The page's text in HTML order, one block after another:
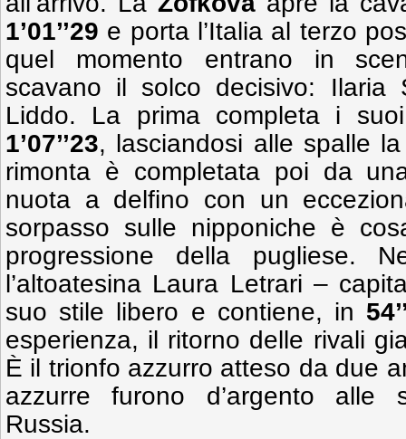
1’01’’29 e porta l’Italia al terzo
quel momento entrano in
scavano il solco decisivo: Ilaria
Liddo. La prima completa i
1’07’’23, lasciandosi alle spalle
rimonta è completata poi da
nuota a delfino con un
sorpasso sulle nipponiche è
progressione della pugliese.
l’altoatesina Laura Letrari –
suo stile libero e contiene, in
esperienza, il ritorno delle rivali
È il trionfo azzurro atteso da due
azzurre furono d’argento alle
Russia.